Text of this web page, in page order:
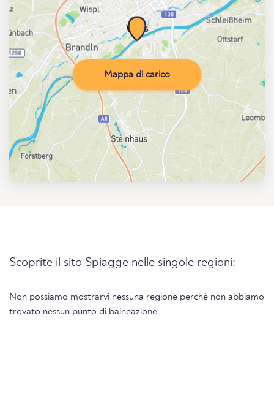
Mappa di carico
Scoprite il sito Spiagge nelle singole regioni:
Non possiamo mostrarvi nessuna regione perché non abbiamo
trovato nessun punto di balneazione.